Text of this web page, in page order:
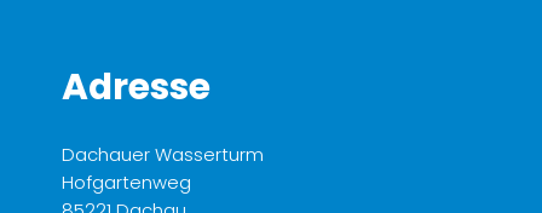
Adresse
Dachauer Wasserturm
Hofgartenweg